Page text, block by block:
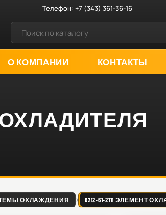
Телефон:+7 (343) 361-36-16
О КОМПАНИИ КОНТАКТЫ
ОХЛАДИТЕЛЯ
ОХЛАЖДЕНИЯ 6212-61-2111 ЭЛЕМЕНТ